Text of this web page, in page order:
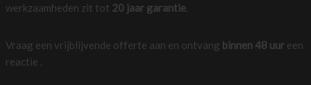
werkzaamheden zit tot 20 jaar garantie.
Vraag een vrijblijvende offerte aan en ontvang binnen 48 uureen
reactie .